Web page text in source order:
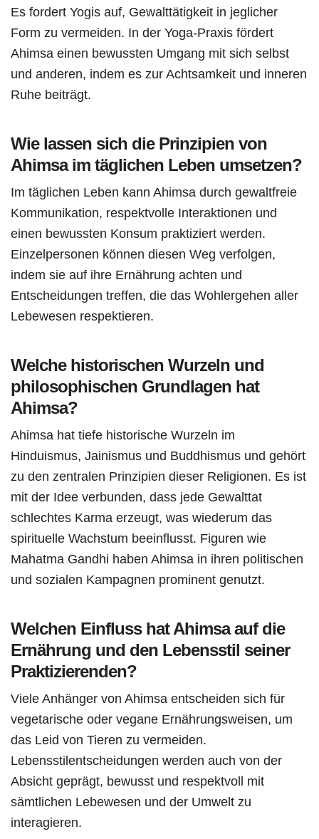
Es fordert Yogis auf, Gewalttätigkeit in jeglicher
Form zu vermeiden. In der Yoga-Praxis fördert
Ahimsa einen bewussten Umgang mit sich selbst
und anderen, indem es zur Achtsamkeit und inneren
Ruhe beiträgt.
Wie lassen sich die Prinzipien von
Ahimsa im täglichen Leben umsetzen?
Im täglichen Leben kann Ahimsa durch gewaltfreie
Kommunikation, respektvolle Interaktionen und
einen bewussten Konsum praktiziert werden.
Einzelpersonen können diesen Weg verfolgen,
indem sie auf ihre Ernährung achten und
Entscheidungen treffen, die das Wohlergehen aller
Lebewesen respektieren.
Welche historischen Wurzeln und
philosophischen Grundlagen hat
Ahimsa?
Ahimsa hat tiefe historische Wurzeln im
Hinduismus, Jainismus und Buddhismus und gehört
zu den zentralen Prinzipien dieser Religionen. Es ist
mit der Idee verbunden, dass jede Gewalttat
schlechtes Karma erzeugt, was wiederum das
spirituelle Wachstum beeinflusst. Figuren wie
Mahatma Gandhi haben Ahimsa in ihren politischen
und sozialen Kampagnen prominent genutzt.
Welchen Einfluss hat Ahimsa auf die
Ernährung und den Lebensstil seiner
Praktizierenden?
Viele Anhänger von Ahimsa entscheiden sich für
vegetarische oder vegane Ernährungsweisen, um
das Leid von Tieren zu vermeiden.
Lebensstilentscheidungen werden auch von der
Absicht geprägt, bewusst und respektvoll mit
sämtlichen Lebewesen und der Umwelt zu
interagieren.